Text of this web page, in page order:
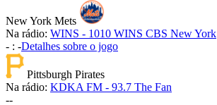
New York Mets
Na rádio: WINS - 1010 WINS CBS New York
- : -Detalhes sobre o jogo
Pittsburgh Pirates
Na rádio: KDKA FM - 93.7 The Fan
--